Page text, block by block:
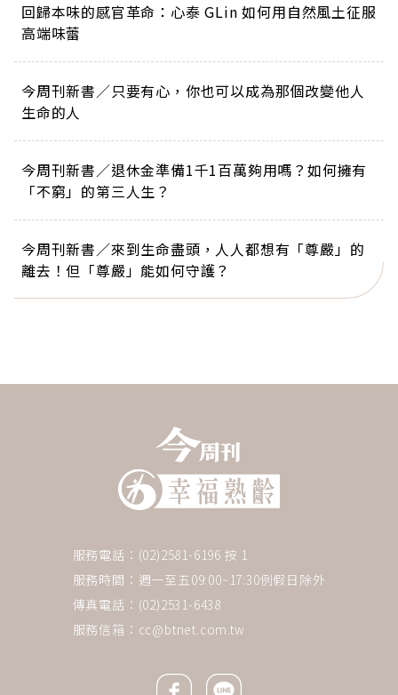
回歸本味的感官革命：心泰 GLin 如何用自然風土征服
高端味蕾
今周刊新書／只要有心，你也可以成為那個改變他人
生命的人
今周刊新書／退休金準備1千1百萬夠用嗎？如何擁有
「不窮」的第三人生？
今周刊新書／來到生命盡頭，人人都想有「尊嚴」的
離去！但「尊嚴」能如何守護？
服務電話：(02)2581-6196 按 1
服務時間：週一至五09:00~17:30例假日除外
傳真電話：(02)2531-6438
服務信箱： cc@btnet.com.tw
Facebook icon
Line icon